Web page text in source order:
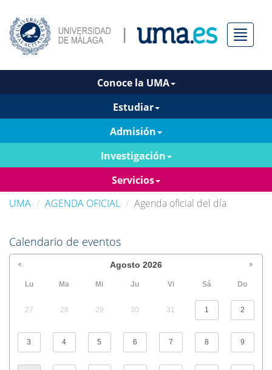
Menú
Conoce la UMA
Estudiar
Admisión
Investigación
Servicios
UMA
AGENDA OFICIAL Agenda oficial del día
Calendario de eventos
Agosto 2026
Lu Ma Mi Ju Vi Sá Do
27 28 29 30 31 1 2
3 4 5 6 7 8 9